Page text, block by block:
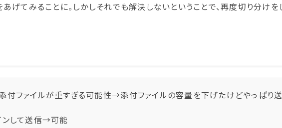
げてみることに。しかしそれでも解決しないということで、再度切り分けを
付ファイルが重すぎる可能性→添付ファイルの容量を下げたけどやっぱり
ンして送信→可能